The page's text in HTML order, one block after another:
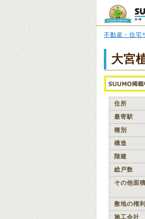
不動産・住宅
大宮
住所
最寄駅
種別
構造
階建
総戸数
その他面積
敷地の権
施工会社